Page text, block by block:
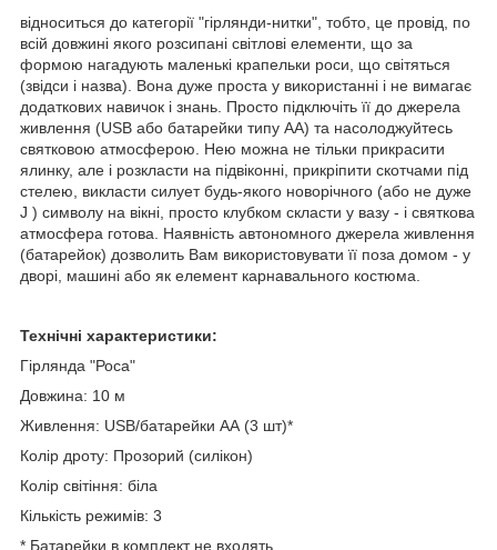
відноситься до категорії "гірлянди-нитки", тобто, це провід, по
всій довжині якого розсипані світлові елементи, що за
формою нагадують маленькі крапельки роси, що світяться
(звідси і назва). Вона дуже проста у використанні і не вимагає
додаткових навичок і знань. Просто підключіть її до джерела
живлення (USB або батарейки типу АА) та насолоджуйтесь
святковою атмосферою. Нею можна не тільки прикрасити
ялинку, але і розкласти на підвіконні, прикріпити скотчами під
стелею, викласти силует будь-якого новорічного (або не дуже
J ) символу на вікні, просто клубком скласти у вазу - і святкова
атмосфера готова. Наявність автономного джерела живлення
(батарейок) дозволить Вам використовувати її поза домом - у
дворі, машині або як елемент карнавального костюма.
Технічні характеристики:
Гірлянда "Роса"
Довжина: 10 м
Живлення: USB/батарейки АА (3 шт)*
Колір дроту: Прозорий (силікон)
Колір світіння: біла
Кількість режимів: 3
* Батарейки в комплект не входять